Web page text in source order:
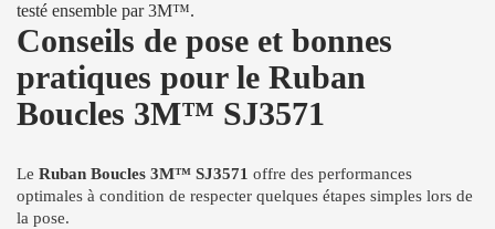
testé ensemble par 3M™.
Conseils de pose et bonnes
pratiques pour le Ruban
Boucles 3M™ SJ3571
Le Ruban Boucles 3M™ SJ3571 offre des performances
optimales à condition de respecter quelques étapes simples lors de
la pose.